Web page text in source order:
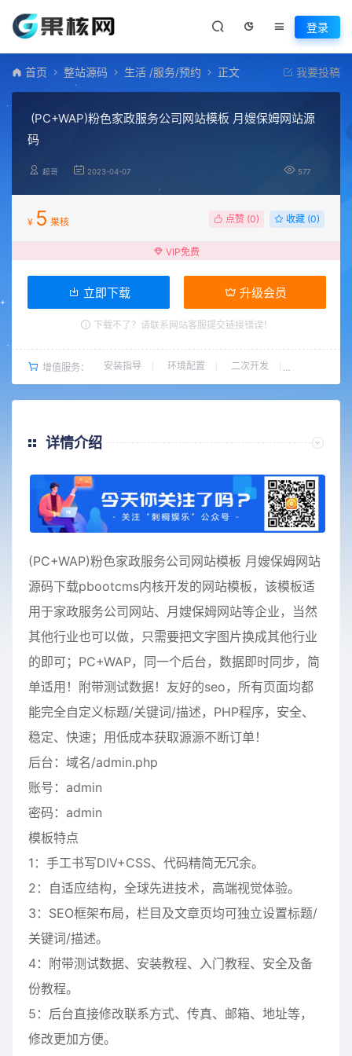
登录
首页 整站源码 生活 /服务/预约 正文 我要投稿
(PC+WAP)粉色家政服务公司网站模板 月嫂保姆网站源
码
超哥 2023-04-07 577
¥ 5 果核 点赞 (0) 收藏 (0)
VIP免费
立即下载 升级会员
下载不了？请联系网站客服提交链接错误！
增值服务： 安装指导 环境配置 二次开发
详情介绍
(PC+WAP)粉色家政服务公司网站模板 月嫂保姆网站
源码下载pbootcms内核开发的网站模板，该模板适
用于家政服务公司网站、月嫂保姆网站等企业，当然
其他行业也可以做，只需要把文字图片换成其他行业
的即可；PC+WAP，同一个后台，数据即时同步，简
单适用！附带测试数据！友好的seo，所有页面均都
能完全自定义标题/关键词/描述，PHP程序，安全、
稳定、快速；用低成本获取源源不断订单！
后台：域名/admin.php
账号：admin
密码：admin
模板特点
1：手工书写DIV+CSS、代码精简无冗余。
2：自适应结构，全球先进技术，高端视觉体验。
3：SEO框架布局，栏目及文章页均可独立设置标题/
关键词/描述。
4：附带测试数据、安装教程、入门教程、安全及备
份教程。
5：后台直接修改联系方式、传真、邮箱、地址等，
修改更加方便。